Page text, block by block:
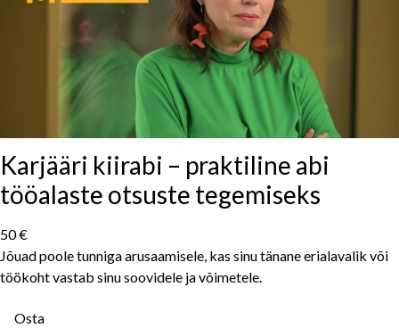
Karjääri kiirabi – praktiline abi
tööalaste otsuste tegemiseks
50 €
Jõuad poole tunniga arusaamisele, kas sinu tänane erialavalik või
töökoht vastab sinu soovidele ja võimetele.
Osta